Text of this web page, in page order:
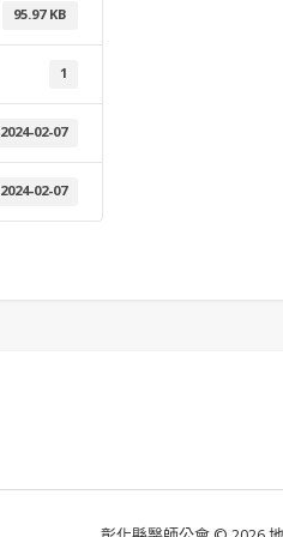
95.97 KB
1
2024-02-07
2024-02-07